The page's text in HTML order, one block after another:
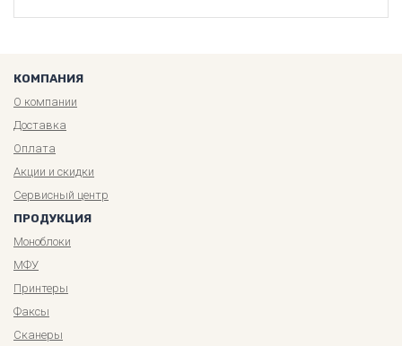
КОМПАНИЯ
О компании
Доставка
Оплата
Акции и скидки
Сервисный центр
ПРОДУКЦИЯ
Моноблоки
МФУ
Принтеры
Факсы
Сканеры